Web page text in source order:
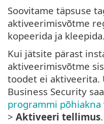
Soovitame täpsuse
aktiveerimisvõtme
kopeerida ja kleepida.
Kui jätsite pärast
aktiveerimisvõtme
toodet ei aktiveerita.
Business Security
programmi põhiakna
> Aktiveeri tellimus.